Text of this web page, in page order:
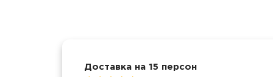
Доставка на 15 персон